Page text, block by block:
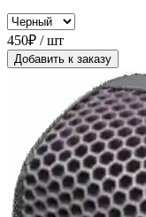
450₽ / шт
Добавить к заказу